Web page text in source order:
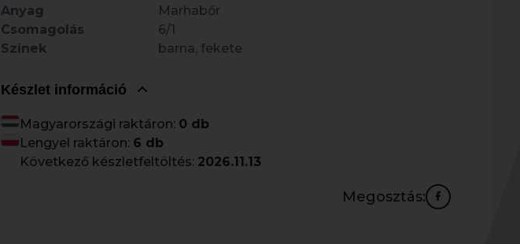
Anyag
Marhabőr
Csomagolás
6/1
Színek
barna, fekete
Készlet információ
Magyarországi raktáron: 0 db
Lengyel raktáron: 6 db
Következő készletfeltöltés: 2026.11.13
Megosztás: